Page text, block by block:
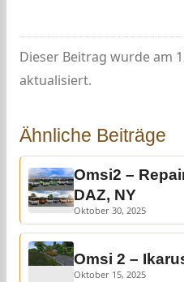
Dieser Beitrag wurde am
aktualisiert.
Ähnliche Beiträge
Omsi2 –
DAZ, NY
Oktober 30, 2025
Omsi 2 –
Oktober 15, 2025